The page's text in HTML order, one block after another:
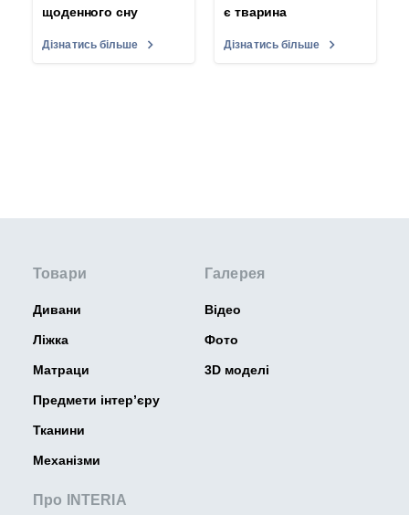
щоденного сну
Дізнатись більше
є тварина
Дізнатись більше
Товари
Дивани
Ліжка
Матраци
Предмети інтер’єру
Тканини
Механізми
Про INTERIA
Галерея
Відео
Фото
3D моделі